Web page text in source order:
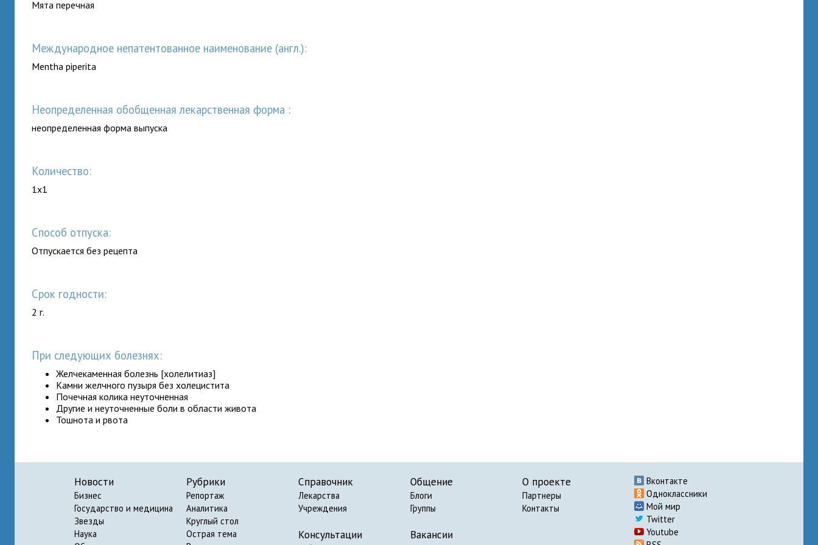
Мята перечная
Международное непатентованное наименование (англ.):
Mentha piperita
неопределенная обобщенная лекарственная форма :
неопределенная форма выпуска
Количество:
1x1
Способ отпуска:
Отпускается без рецепта
Срок годности:
2 г.
При следующих болезнях:
Желчекаменная болезнь [холелитиаз]
Камни желчного пузыря без холецистита
Почечная колика неуточненная
Другие и неуточненные боли в области живота
Тошнота и рвота
Новости
Бизнес
Государство и медицина
Звезды
Наука
Рубрики
Репортаж
Аналитика
Круглый стол
Острая тема
Справочник
Лекарства
Учреждения
Консультации
Общение
Блоги
Группы
Вакансии
О проекте
Партнеры
Контакты
Вконтакте
Одноклассники
Мой мир
Twitter
Youtube